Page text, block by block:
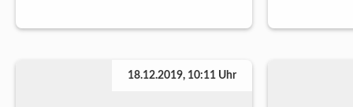
18.12.2019, 10:11 Uhr